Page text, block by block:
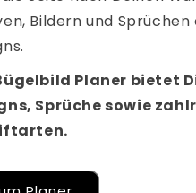
Bildern und
Planer bietet
Sprüche sowie